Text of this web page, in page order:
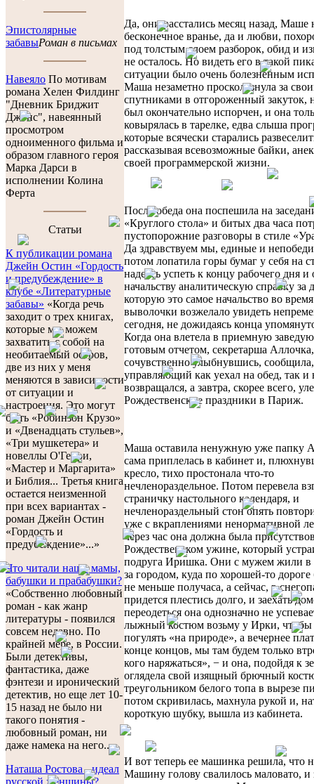
Эпистолярные
забавыРоман в письмах
Навеяло По мотивам
романа Хелен Филдинг
"Дневник Бриджит
Джонс", навеянный
просмотром
одноименного фильма и
образом главного героя
Марка Дарси в
исполнении Колина
Ферта
Cтатьи
К публикации романа
Джейн Остин «Гордость
и предубеждение» в
клубе «Литературные
забавы» «Когда речь
заходит о трех книгах,
которые мы можем
захватить с собой на
необитаемый остров,
две из них у меня
меняются в зависимости
от ситуации и
настроения. Это могут
быть «Робинзон Крузо»
и «Двенадцать стульев»,
«Три мушкетера» и
новеллы О'Генри,
«Мастер и Маргарита»
и Библия... Третья книга
остается неизменной
при всех вариантах -
роман Джейн Остин
«Гордость и
предубеждение»...»
Что читали наши мамы,
бабушки и прабабушки?
«Собственно любовный
роман - как жанр
литературы - появился
совсем недавно. По
крайней мере, в России.
Были детективы,
фантастика, даже
фэнтези и иронический
детектив, но еще лет 10-
15 назад не было ни
такого понятия -
любовный роман, ни
даже намека на него...»
Наташа Ростова - идеал
русской женщины?
Да, они расстались месяц назад, Маше
бесконечное вранье, да и любви,
под толстым слоем разборок, обид и
не осталось. Но видеть его в такой
ситуации было очень болезненным
Маша незаметно проскользнула за
спутниками в отгороженный закуток,
был окончательно испорчен, и она
ковырялась в тарелке, едва слыша
которые всячески старались
рассказывая всевозможные байки,
своей программерской жизни.
После обеда она поспешила на
«Круглого стола» и битых два часа
пустопорожние разговоры в стиле
Да здравствуем мы, единые и
потом лопатила горы бумаг у себя на
надеясь успеть к концу рабочего дня и
начальству аналитическую справку за
которую это самое начальство во
выволочки возжелало увидеть
сегодня, не дожидаясь конца
Когда она влетела в приемную
готовым отчетом, секретарша Аллочка,
сочувственно улыбнувшись,
управляющий как уехал на обед, так и
возвращался, а завтра, скорее всего,
Рождественские праздники в Париж.
Маша оставила ненужную уже папку
сама приплелась в кабинет и,
кресло, тихо простонала что-то
нечленораздельное. Потом перевела
страничку настольного календаря, и
нечленораздельный стон опять
уже с вкраплениями ненормативной
через час она должна была
Рождественском ужине, который
подруга Иришка. Они с мужем жили в
за городом, куда по хорошей-то дороге
не меньше получаса, а сейчас, в
придется плестись долго, и заехать
переодеться она однозначно не
лыжный костюм возьму у Ирки, чтобы
погулять «на природе», а вечернее
конце концов, мы там будем только
кого наряжаться», − и она, подойдя к
оглядела свой изящный брючный
треугольником белого топа в вырезе
потом скривилась, махнула рукой и,
короткую шубку, вышла из кабинета.
И вот теперь ее машинка решила, что
Машину голову свалилось маловато, и